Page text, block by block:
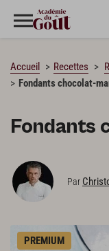
Accueil Recettes
Fondants chocolat-
Fondants
Par
PREMIUM
CHARGEMENT…